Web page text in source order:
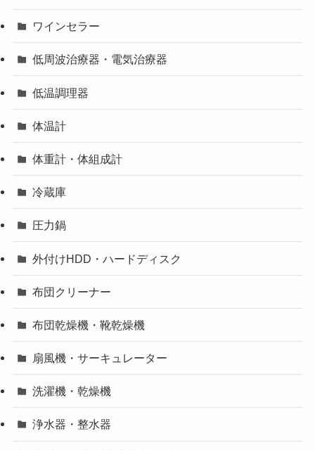
ワインセラー
低周波治療器・電気治療器
低温調理器
体温計
体重計・体組成計
冷蔵庫
圧力鍋
外付けHDD・ハードディスク
布団クリーナー
布団乾燥機・靴乾燥機
扇風機・サーキュレーター
洗濯機・乾燥機
浄水器・整水器